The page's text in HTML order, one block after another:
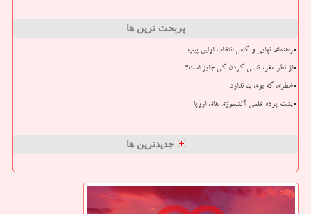
پربحث ترین ها
راهنمای نهایی و کامل انتخاب اولین پیپ
از نظر مغز، تنبلی کردن کی جایز است؟
خطری که بوی بد ندارد
پشت پرده علمی آتشسوزی های اروپا
جدیدترین ها